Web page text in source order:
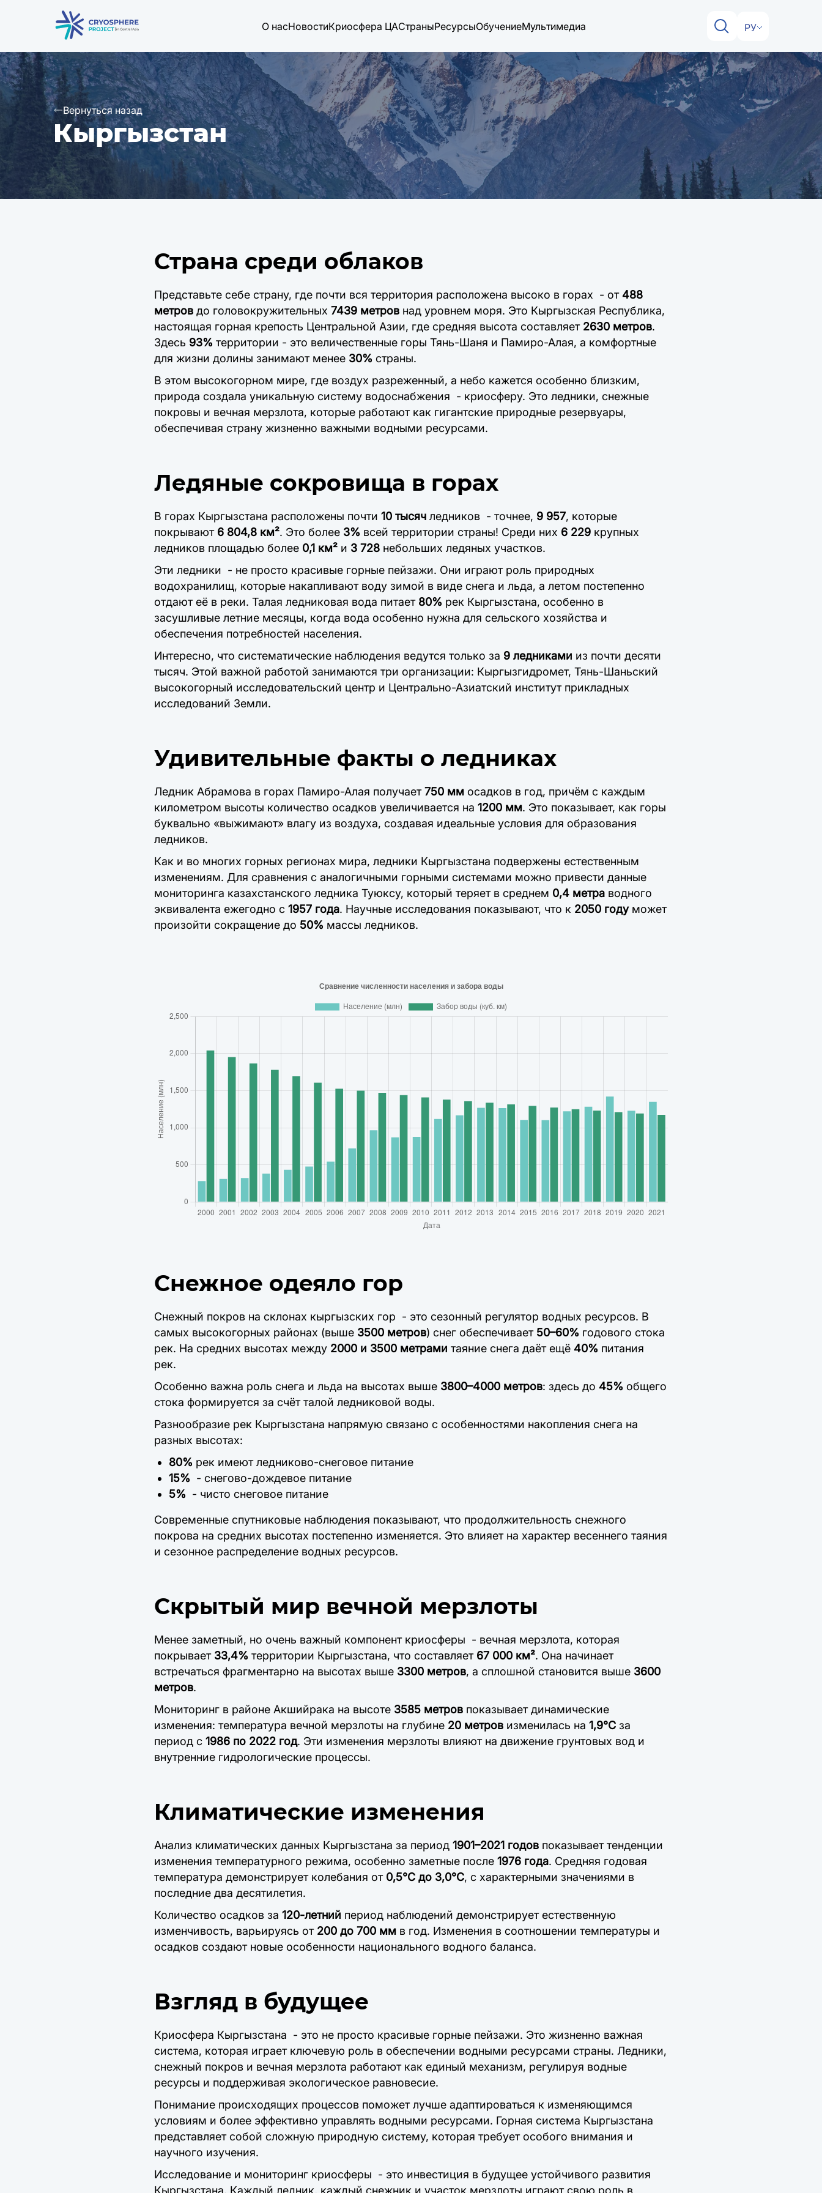
О насНовостиКриосфера ЦАСтраныРесурсыОбучениеМультимедиа РУ
Вернуться назад
Кыргызстан
Страна среди облаков
Представьте себе страну, где почти вся территория расположена высоко в горах - от 488
метров до головокружительных 7439 метров над уровнем моря. Это Кыргызская Республика,
настоящая горная крепость Центральной Азии, где средняя высота составляет 2630 метров.
Здесь 93% территории - это величественные горы Тянь-Шаня и Памиро-Алая, а комфортные
для жизни долины занимают менее 30% страны.
В этом высокогорном мире, где воздух разреженный, а небо кажется особенно близким,
природа создала уникальную систему водоснабжения - криосферу. Это ледники, снежные
покровы и вечная мерзлота, которые работают как гигантские природные резервуары,
обеспечивая страну жизненно важными водными ресурсами.
Ледяные сокровища в горах
В горах Кыргызстана расположены почти 10 тысяч ледников - точнее, 9 957, которые
покрывают 6 804,8 км². Это более 3% всей территории страны! Среди них 6 229 крупных
ледников площадью более 0,1 км² и 3 728 небольших ледяных участков.
Эти ледники - не просто красивые горные пейзажи. Они играют роль природных
водохранилищ, которые накапливают воду зимой в виде снега и льда, а летом постепенно
отдают её в реки. Талая ледниковая вода питает 80% рек Кыргызстана, особенно в
засушливые летние месяцы, когда вода особенно нужна для сельского хозяйства и
обеспечения потребностей населения.
Интересно, что систематические наблюдения ведутся только за 9 ледниками из почти десяти
тысяч. Этой важной работой занимаются три организации: Кыргызгидромет, Тянь-Шаньский
высокогорный исследовательский центр и Центрально-Азиатский институт прикладных
исследований Земли.
Удивительные факты о ледниках
Ледник Абрамова в горах Памиро-Алая получает750 мм осадков в год, причём с каждым
километром высоты количество осадков увеличивается на 1200 мм. Это показывает, как горы
буквально «выжимают» влагу из воздуха, создавая идеальные условия для образования
ледников.
Как и во многих горных регионах мира, ледники Кыргызстана подвержены естественным
изменениям. Для сравнения с аналогичными горными системами можно привести данные
мониторинга казахстанского ледника Туюксу, который теряет в среднем 0,4 метра водного
эквивалента ежегодно с 1957 года. Научные исследования показывают, что к 2050 годуможет
произойти сокращение до 50% массы ледников.
Снежное одеяло гор
Снежный покров на склонах кыргызских гор - это сезонный регулятор водных ресурсов. В
самых высокогорных районах (выше 3500 метров) снег обеспечивает 50–60% годового стока
рек. На средних высотах между 2000 и 3500 метрами таяние снега даёт ещё 40% питания
рек.
Особенно важна роль снега и льда на высотах выше 3800–4000 метров: здесь до 45% общего
стока формируется за счёт талой ледниковой воды.
Разнообразие рек Кыргызстана напрямую связано с особенностями накопления снега на
разных высотах:
80% рек имеют ледниково-снеговое питание
15% - снегово-дождевое питание
5% - чисто снеговое питание
Современные спутниковые наблюдения показывают, что продолжительность снежного
покрова на средних высотах постепенно изменяется. Это влияет на характер весеннего таяния
и сезонное распределение водных ресурсов.
Скрытый мир вечной мерзлоты
Менее заметный, но очень важный компонент криосферы - вечная мерзлота, которая
покрывает 33,4% территории Кыргызстана, что составляет 67 000 км². Она начинает
встречаться фрагментарно на высотах выше 3300 метров, а сплошной становится выше 3600
метров.
Мониторинг в районе Акшийрака на высоте 3585 метров показывает динамические
изменения: температура вечной мерзлоты на глубине 20 метров изменилась на 1,9°C за
период с 1986 по 2022 год. Эти изменения мерзлоты влияют на движение грунтовых вод и
внутренние гидрологические процессы.
Климатические изменения
Анализ климатических данных Кыргызстана за период 1901–2021 годов показывает тенденции
изменения температурного режима, особенно заметные после 1976 года. Средняя годовая
температура демонстрирует колебания от 0,5°C до 3,0°C, с характерными значениями в
последние два десятилетия.
Количество осадков за 120-летний период наблюдений демонстрирует естественную
изменчивость, варьируясь от 200 до 700 мм в год. Изменения в соотношении температуры и
осадков создают новые особенности национального водного баланса.
Взгляд в будущее
Криосфера Кыргызстана - это не просто красивые горные пейзажи. Это жизненно важная
система, которая играет ключевую роль в обеспечении водными ресурсами страны. Ледники,
снежный покров и вечная мерзлота работают как единый механизм, регулируя водные
ресурсы и поддерживая экологическое равновесие.
Понимание происходящих процессов поможет лучше адаптироваться к изменяющимся
условиям и более эффективно управлять водными ресурсами. Горная система Кыргызстана
представляет собой сложную природную систему, которая требует особого внимания и
научного изучения.
Исследование и мониторинг криосферы - это инвестиция в будущее устойчивого развития
Кыргызстана. Каждый ледник, каждый снежник и участок мерзлоты играют свою роль в